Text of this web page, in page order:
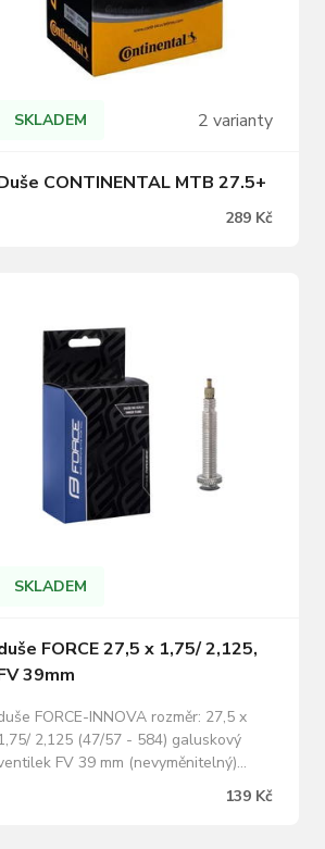
SKLADEM 2 varianty
CONTINENTAL MTB 27.5+
289 Kč
SKLADEM
FORCE 27,5 x 1,75/ 2,125,
39mm
FORCE-INNOVA rozměr: 27,5 x
2,125 (47/57 - 584) galuskový
FV 39 mm (nevyměnitelný)
hmotnost: 170 g baleno v krabičce
139 Kč